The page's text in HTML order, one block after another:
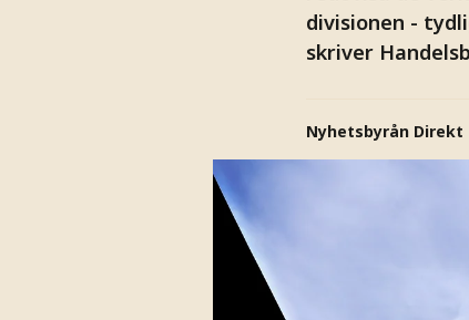
divisionen -
skriver
Nyhetsbyrån Direkt